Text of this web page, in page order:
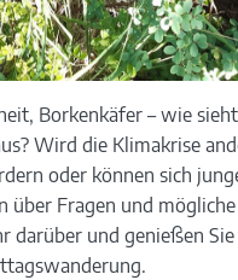
Borkenkäfer – wie
Wird die Klimakrise
oder können sich
über Fragen und
darüber und genießen